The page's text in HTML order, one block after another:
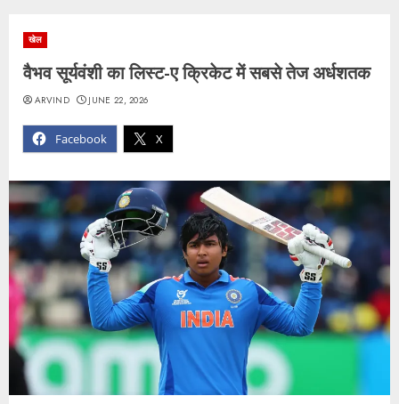
खेल
वैभव सूर्यवंशी का लिस्ट-ए क्रिकेट में सबसे तेज अर्धशतक
Facebook X
ARVIND JUNE 22, 2026